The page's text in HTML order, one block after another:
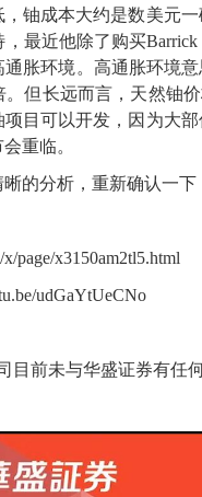
铀成本大约是数美元
最近他除了购买Barrick
胀环境。高通胀环境
但长远而言，天然铀
目可以开发，因为大
重临。
的分析，重新确认一
page/x3150am2tl5.html
udGaYtUeCNo
目前未与华盛证券有任